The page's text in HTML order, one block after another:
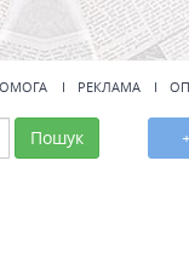
РЕКЛАМА
Пошук +